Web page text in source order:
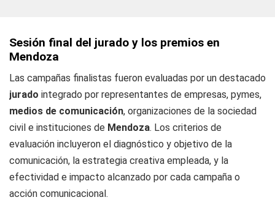
Sesión final del jurado y los premios en
Mendoza
Las campañas finalistas fueron evaluadas por un destacado
jurado integrado por representantes de empresas, pymes,
medios de comunicación, organizaciones de la sociedad
civil e instituciones de Mendoza. Los criterios de
evaluación incluyeron el diagnóstico y objetivo de la
comunicación, la estrategia creativa empleada, y la
efectividad e impacto alcanzado por cada campaña o
acción comunicacional.